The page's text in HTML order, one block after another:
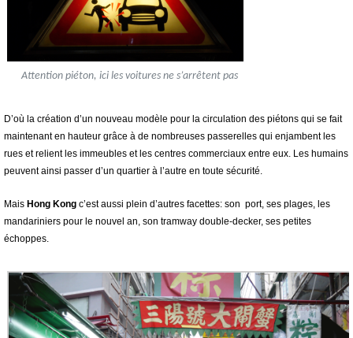
Attention piéton, ici les voitures ne s’arrêtent pas
D’où la création d’un nouveau modèle pour la circulation des piétons qui se fait
maintenant en hauteur grâce à de nombreuses passerelles qui enjambent les
rues et relient les immeubles et les centres commerciaux entre eux. Les humains
peuvent ainsi passer d’un quartier à l’autre en toute sécurité.
Mais Hong Kong c’est aussi plein d’autres facettes: son port, ses plages, les
mandariniers pour le nouvel an, son tramway double-decker, ses petites
échoppes.